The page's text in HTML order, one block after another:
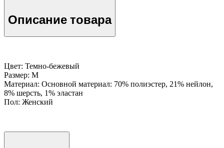
Описание товара
Цвет: Темно-бежевый
Размер: M
Материал: Основной материал: 70% полиэстер, 21% нейлон,
8% шерсть, 1% эластан
Пол: Женский